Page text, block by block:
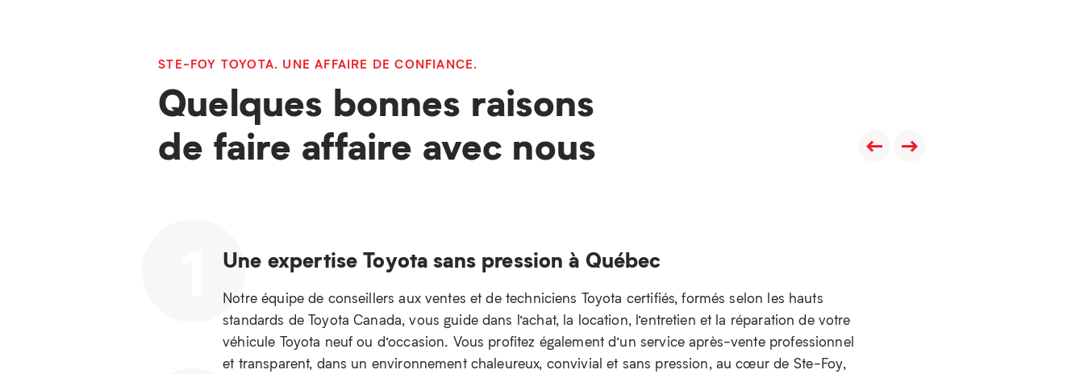
STE-FOY TOYOTA. UNE AFFAIRE DE CONFIANCE.
Quelques bonnes raisons
de faire affaire avec nous
Une expertise Toyota sans pression à Québec
Notre équipe de conseillers aux ventes et de techniciens Toyota certifiés, formés selon les hauts
standards de Toyota Canada, vous guide dans l’achat, la location, l’entretien et la réparation de votre
véhicule Toyota neuf ou d’occasion. Vous profitez également d’un service après-vente professionnel
et transparent, dans un environnement chaleureux, convivial et sans pression, au cœur de Ste-Foy,